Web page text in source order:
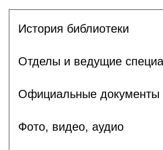
История библиотеки
Отделы и ведущие
Официальные документы
Фото, видео, аудио